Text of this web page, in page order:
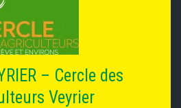
– Cercle des
Veyrier